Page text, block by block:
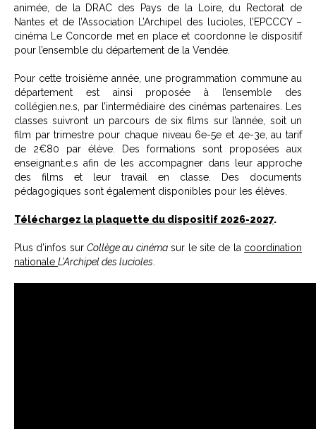
animée, de la DRAC des Pays de la Loire, du Rectorat de
Nantes et de l’Association L’Archipel des lucioles, l’EPCCCY –
cinéma Le Concorde met en place et coordonne le dispositif
pour l’ensemble du département de la Vendée.
Pour cette troisième année, une programmation commune au
département est ainsi proposée à l’ensemble des
collégien.ne.s, par l’intermédiaire des cinémas partenaires. Les
classes suivront un parcours de six films sur l’année, soit un
film par trimestre pour chaque niveau 6e-5e et 4e-3e, au tarif
de 2€80 par élève. Des formations sont proposées aux
enseignant.e.s afin de les accompagner dans leur approche
des films et leur travail en classe. Des documents
pédagogiques sont également disponibles pour les élèves.
Téléchargez la plaquette du dispositif 2026-2027.
Plus d’infos surCollège au cinémasur le site de la coordination
nationale L’Archipel des lucioles